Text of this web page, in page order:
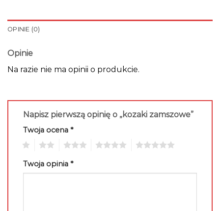
OPINIE (0)
Opinie
Na razie nie ma opinii o produkcie.
Napisz pierwszą opinię o „kozaki zamszowe”
Twoja ocena *
Twoja opinia *